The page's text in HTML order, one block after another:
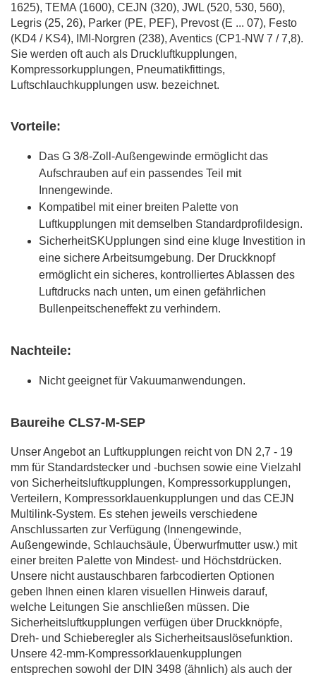
1625), TEMA (1600), CEJN (320), JWL (520, 530, 560),
Legris (25, 26), Parker (PE, PEF), Prevost (E ... 07), Festo
(KD4 / KS4), IMI-Norgren (238), Aventics (CP1-NW 7 / 7,8).
Sie werden oft auch als Druckluftkupplungen,
Kompressorkupplungen, Pneumatikfittings,
Luftschlauchkupplungen usw. bezeichnet.
Vorteile:
Das G 3/8-Zoll-Außengewinde ermöglicht das
Aufschrauben auf ein passendes Teil mit
Innengewinde.
Kompatibel mit einer breiten Palette von
Luftkupplungen mit demselben Standardprofildesign.
SicherheitSKUpplungen sind eine kluge Investition in
eine sichere Arbeitsumgebung. Der Druckknopf
ermöglicht ein sicheres, kontrolliertes Ablassen des
Luftdrucks nach unten, um einen gefährlichen
Bullenpeitscheneffekt zu verhindern.
Nachteile:
Nicht geeignet für Vakuumanwendungen.
Baureihe CLS7-M-SEP
Unser Angebot an Luftkupplungen reicht von DN 2,7 - 19
mm für Standardstecker und -buchsen sowie eine Vielzahl
von Sicherheitsluftkupplungen, Kompressorkupplungen,
Verteilern, Kompressorklauenkupplungen und das CEJN
Multilink-System. Es stehen jeweils verschiedene
Anschlussarten zur Verfügung (Innengewinde,
Außengewinde, Schlauchsäule, Überwurfmutter usw.) mit
einer breiten Palette von Mindest- und Höchstdrücken.
Unsere nicht austauschbaren farbcodierten Optionen
geben Ihnen einen klaren visuellen Hinweis darauf,
welche Leitungen Sie anschließen müssen. Die
Sicherheitsluftkupplungen verfügen über Druckknöpfe,
Dreh- und Schieberegler als Sicherheitsauslösefunktion.
Unsere 42-mm-Kompressorklauenkupplungen
entsprechen sowohl der DIN 3498 (ähnlich) als auch der